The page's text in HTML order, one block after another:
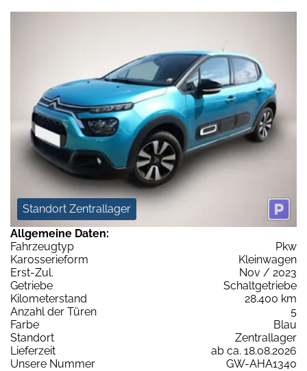
Standort Zentrallager
Allgemeine Daten:
Fahrzeugtyp
Pkw
Karosserieform
Kleinwagen
Erst-Zul.
Nov / 2023
Getriebe
Schaltgetriebe
Kilometerstand
28.400 km
Anzahl der Türen
5
Farbe
Blau
Standort
Zentrallager
Lieferzeit
ab ca. 18.08.2026
Unsere Nummer
GW-AHA1340